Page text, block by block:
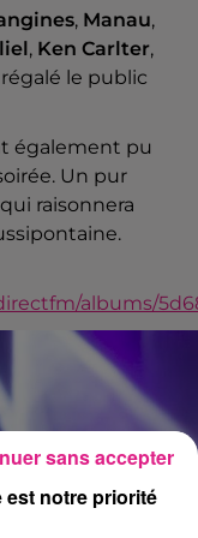
, Manau,
, Ken Carlter,
le public
également pu
Un pur
raisonnera
albums/
est notre priorité
sans accepter